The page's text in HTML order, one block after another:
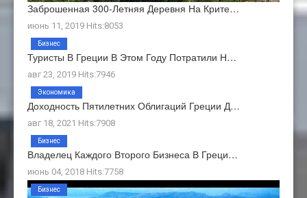
Заброшенная 300-Летняя Деревня На Крите…
июнь 11, 2019 Hits:8053
Туристы В Греции В Этом Году Потратили Н…
авг 23, 2019 Hits:7946
Бизнес
Доходность Пятилетних Облигаций Греции Д…
авг 18, 2021 Hits:7908
Экономика
Владелец Каждого Второго Бизнеса В Греци…
июнь 04, 2018 Hits:7758
Бизнес
Бизнес